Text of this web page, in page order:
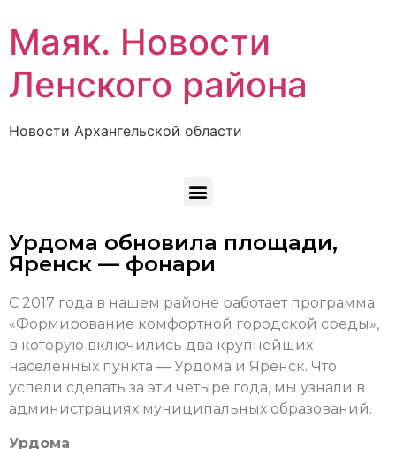
Маяк. Новости
Ленского района
Новости Архангельской области
Урдома обновила площади,
Яренск — фонари
С 2017 года в нашем районе работает программа
«Формирование комфортной городской среды»,
в которую включились два крупнейших
населённых пункта — Урдома и Яренск. Что
успели сделать за эти четыре года, мы узнали в
администрациях муниципальных образований.
Урдома